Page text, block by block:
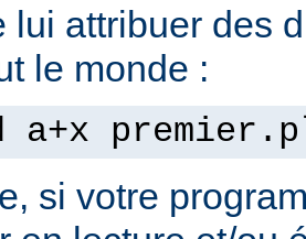
lui attribuer des
le monde :
a+x
si votre